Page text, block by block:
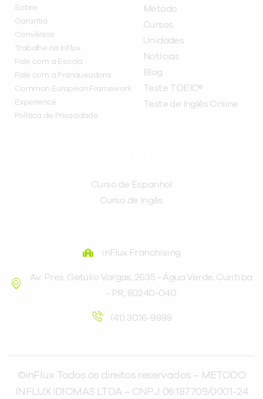
Sobre
Garantia
Convênios
Trabalhe na inFlux
Fale com a Escola
Fale com a Franqueadora
Common European Framework
Experience
Política de Privacidade
Método
Cursos
Unidades
Notícias
Blog
Teste TOEIC®
Teste de Inglês Online
Curso de Espanhol
Curso de Ingês
inFlux Franchising
Av. Pres. Getúlio Vargas, 2635 - Água Verde, Curitiba
- PR, 80240-040
(41) 3016-9898
©inFlux Todos os direitos reservados – METODO
INFLUX IDIOMAS LTDA – CNPJ: 06.187.709/0001-24